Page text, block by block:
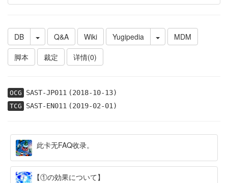
DB Q&A Wiki Yugipedia
MDM
脚本
裁定 详情(0)
OCG SAST-JP011(2018-10-13)
TCG SAST-EN011(2019-02-01)
此卡无FAQ收录。
【①の効果について】